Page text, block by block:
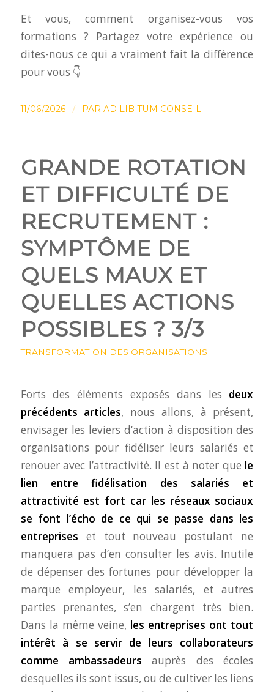
Et vous, comment organisez-vous vos
formations ? Partagez votre expérience ou
dites-nous ce qui a vraiment fait la différence
pour vous 👇
11/06/2026 / PAR AD LIBITUM CONSEIL
GRANDE ROTATION
ET DIFFICULTÉ DE
RECRUTEMENT :
SYMPTÔME DE
QUELS MAUX ET
QUELLES ACTIONS
POSSIBLES ? 3/3
TRANSFORMATION DES ORGANISATIONS
Forts des éléments exposés dans les deux
précédents articles, nous allons, à présent,
envisager les leviers d‘action à disposition des
organisations pour fidéliser leurs salariés et
renouer avec l’attractivité. Il est à noter que le
lien entre fidélisation des salariés et
attractivité est fort car les réseaux sociaux
se font l’écho de ce qui se passe dans les
entreprises et tout nouveau postulant ne
manquera pas d’en consulter les avis. Inutile
de dépenser des fortunes pour développer la
marque employeur, les salariés, et autres
parties prenantes, s’en chargent très bien.
Dans la même veine, les entreprises ont tout
intérêt à se servir de leurs collaborateurs
comme ambassadeurs auprès des écoles
desquelles ils sont issus, ou de cultiver les liens